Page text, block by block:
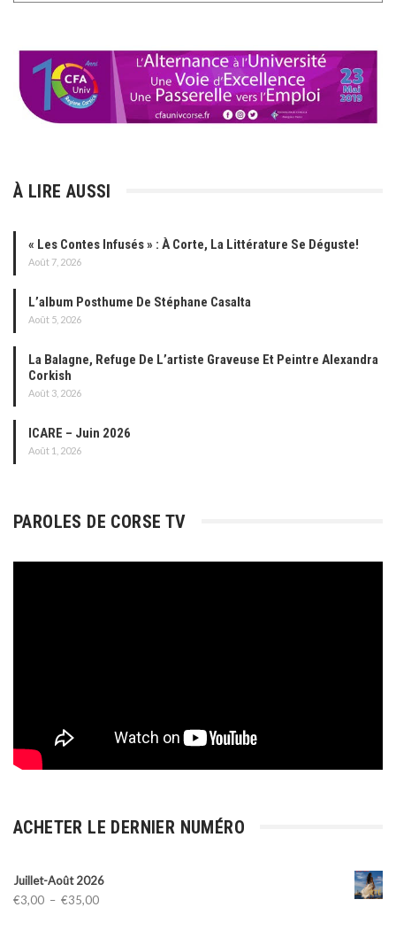
À LIRE AUSSI
« Les Contes Infusés » : À Corte, La Littérature Se Déguste!
Août 7, 2026
L’album Posthume De Stéphane Casalta
Août 5, 2026
La Balagne, Refuge De L’artiste Graveuse Et Peintre Alexandra
Corkish
Août 3, 2026
ICARE – Juin 2026
Août 1, 2026
PAROLES DE CORSE TV
ACHETER LE DERNIER NUMÉRO
Juillet-Août 2026
€3,00 – €35,00Plage